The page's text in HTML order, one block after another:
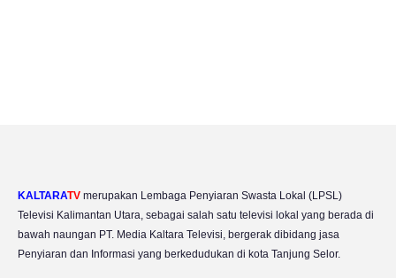
KALTARATV merupakan Lembaga Penyiaran Swasta Lokal (LPSL)
Televisi Kalimantan Utara, sebagai salah satu televisi lokal yang berada di
bawah naungan PT. Media Kaltara Televisi, bergerak dibidang jasa
Penyiaran dan Informasi yang berkedudukan di kota Tanjung Selor.